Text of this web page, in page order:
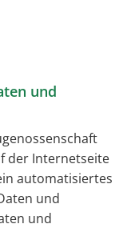
und
der Internetseite
automatisiertes
und
und